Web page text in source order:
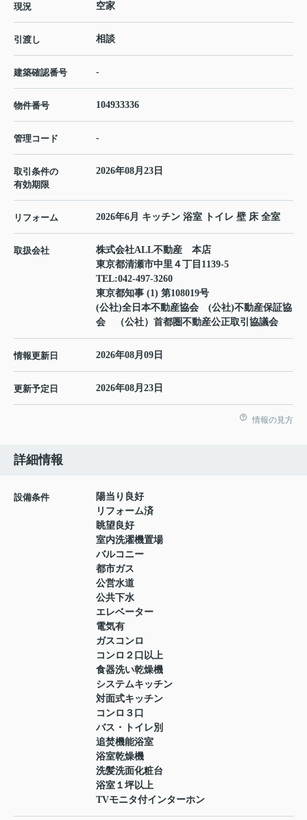
現況 空家
引渡し 相談
建築確認番号 -
物件番号 104933336
管理コード -
取引条件の
有効期限
2026年08月23日
リフォーム 2026年6月 キッチン 浴室 トイレ 壁 床 全室
取扱会社
株式会社ALL不動産 本店
東京都清瀬市中里４丁目1139-5
TEL:042-497-3260
東京都知事 (1) 第108019号
(公社)全日本不動産協会 (公社)不動産保証協
会 （公社）首都圏不動産公正取引協議会
情報更新日 2026年08月09日
更新予定日 2026年08月23日
情報の見方
詳細情報
設備条件
陽当り良好
リフォーム済
眺望良好
室内洗濯機置場
バルコニー
都市ガス
公営水道
公共下水
エレベーター
電気有
ガスコンロ
コンロ２口以上
食器洗い乾燥機
システムキッチン
対面式キッチン
コンロ３口
バス・トイレ別
追焚機能浴室
浴室乾燥機
洗髪洗面化粧台
浴室１坪以上
TVモニタ付インターホン